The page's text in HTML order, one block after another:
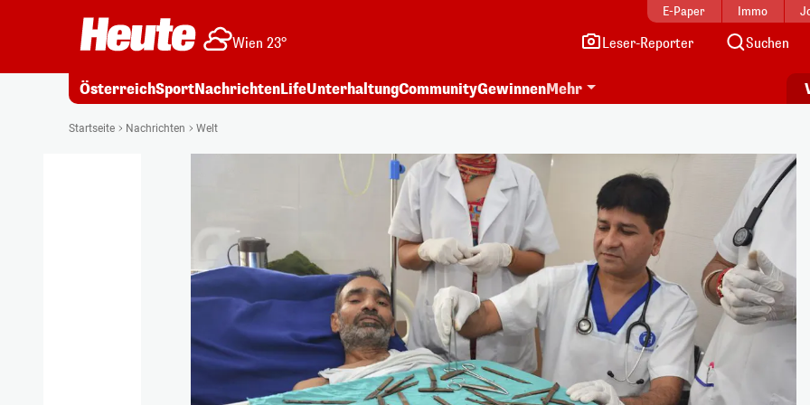
E-Paper Immo
Wien 23° Leser-Reporter Suchen
ÖsterreichSportNachrichtenLifeUnterhaltungCommunityGewinnenMehr
Startseite Nachrichten Welt